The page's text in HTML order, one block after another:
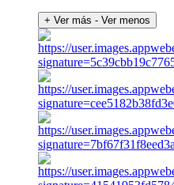
+ Ver más - Ver menos